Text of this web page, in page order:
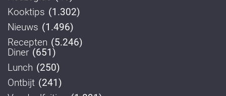
Kooktips (1.302)
Nieuws (1.496)
Recepten (5.246)
Diner (651)
Lunch (250)
Ontbijt (241)